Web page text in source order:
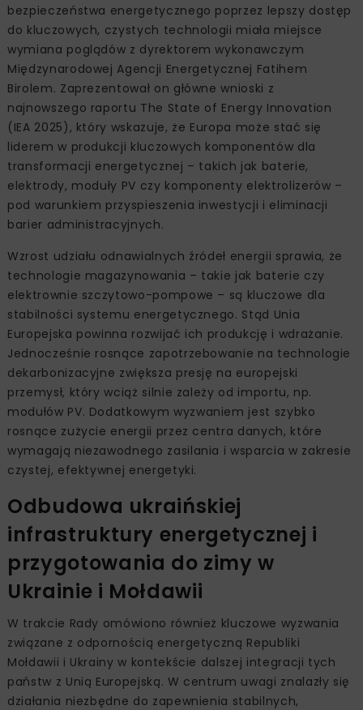
bezpieczeństwa energetycznego poprzez lepszy dostęp
do kluczowych, czystych technologii miała miejsce
wymiana poglądów z dyrektorem wykonawczym
Międzynarodowej Agencji Energetycznej Fatihem
Birolem. Zaprezentował on główne wnioski z
najnowszego raportu The State of Energy Innovation
(IEA 2025), który wskazuje, że Europa może stać się
liderem w produkcji kluczowych komponentów dla
transformacji energetycznej – takich jak baterie,
elektrody, moduły PV czy komponenty elektrolizerów –
pod warunkiem przyspieszenia inwestycji i eliminacji
barier administracyjnych.
Wzrost udziału odnawialnych źródeł energii sprawia, że
technologie magazynowania – takie jak baterie czy
elektrownie szczytowo-pompowe – są kluczowe dla
stabilności systemu energetycznego. Stąd Unia
Europejska powinna rozwijać ich produkcję i wdrażanie.
Jednocześnie rosnące zapotrzebowanie na technologie
dekarbonizacyjne zwiększa presję na europejski
przemysł, który wciąż silnie zależy od importu, np.
modułów PV. Dodatkowym wyzwaniem jest szybko
rosnące zużycie energii przez centra danych, które
wymagają niezawodnego zasilania i wsparcia w zakresie
czystej, efektywnej energetyki.
Odbudowa ukraińskiej
infrastruktury energetycznej i
przygotowania do zimy w
Ukrainie i Mołdawii
W trakcie Rady omówiono również kluczowe wyzwania
związane z odpornością energetyczną Republiki
Mołdawii i Ukrainy w kontekście dalszej integracji tych
państw z Unią Europejską. W centrum uwagi znalazły się
działania niezbędne do zapewnienia stabilnych,